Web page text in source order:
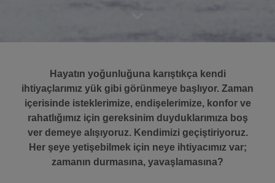
Hayatın yoğunluğuna karıştıkça kendi
ihtiyaçlarımız yük gibi görünmeye başlıyor. Zaman
içerisinde isteklerimize, endişelerimize, konfor ve
rahatlığımız için gereksinim duyduklarımıza boş
ver demeye alışıyoruz. Kendimizi geçiştiriyoruz.
Her şeye yetişebilmek için neye ihtiyacımız var;
zamanın durmasına, yavaşlamasına?